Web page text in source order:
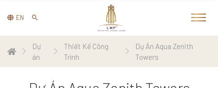
EN
Dự
án
Thiết Kế Công
Trình
Dự Án Aqua Zenith
Towers